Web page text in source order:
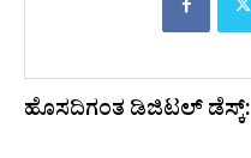
ಹೊಸದಿಗಂತ ಡಿಜಿಟಲ್ ಡೆಸ್ಕ್: